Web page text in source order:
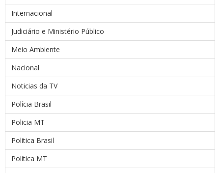
Internacional
Judiciário e Ministério Público
Meio Ambiente
Nacional
Noticias da TV
Polícia Brasil
Policia MT
Politica Brasil
Politica MT